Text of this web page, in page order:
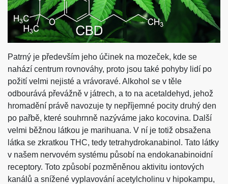
Patrný je především jeho účinek na mozeček, kde se
nahází centrum rovnováhy, proto jsou také pohyby lidí po
požití velmi nejisté a vrávoravé. Alkohol se v těle
odbourává převážně v játrech, a to na acetaldehyd, jehož
hromadění právě navozuje ty nepříjemné pocity druhý den
po pařbě, které souhrnně nazýváme jako kocovina. Další
velmi běžnou látkou je marihuana. V ní je totiž obsažena
látka se zkratkou THC, tedy tetrahydrokanabinol. Tato látky
v našem nervovém systému působí na endokanabinoidní
receptory. Toto způsobí pozměněnou aktivitu iontových
kanálů a snížené vyplavování acetylcholinu v hipokampu,